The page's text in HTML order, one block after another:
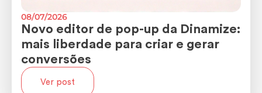
08/07/2026
Novo editor de pop-up da Dinamize:
mais liberdade para criar e gerar
conversões
Ver post